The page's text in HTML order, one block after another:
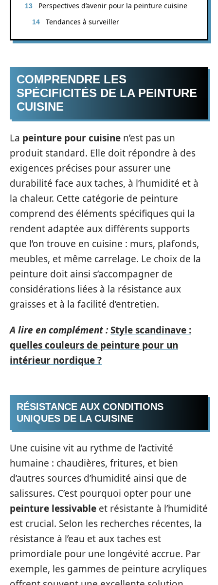
Perspectives d’avenir pour la peinture cuisine
Tendances à surveiller
COMPRENDRE LES
SPÉCIFICITÉS DE LA PEINTURE
CUISINE
La peinture pour cuisine n’est pas un
produit standard. Elle doit répondre à des
exigences précises pour assurer une
durabilité face aux taches, à l’humidité et à
la chaleur. Cette catégorie de peinture
comprend des éléments spécifiques qui la
rendent adaptée aux différents supports
que l’on trouve en cuisine : murs, plafonds,
meubles, et même carrelage. Le choix de la
peinture doit ainsi s’accompagner de
considérations liées à la résistance aux
graisses et à la facilité d’entretien.
A lire en complément :Style scandinave :
quelles couleurs de peinture pour un
intérieur nordique ?
RÉSISTANCE AUX CONDITIONS
UNIQUES DE LA CUISINE
Une cuisine vit au rythme de l’activité
humaine : chaudières, fritures, et bien
d’autres sources d’humidité ainsi que de
salissures. C’est pourquoi opter pour une
peinture lessivable et résistante à l’humidité
est crucial. Selon les recherches récentes, la
résistance à l’eau et aux taches est
primordiale pour une longévité accrue. Par
exemple, les gammes de peinture acryliques